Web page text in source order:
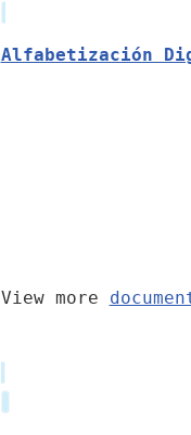
Alfabetización
View more